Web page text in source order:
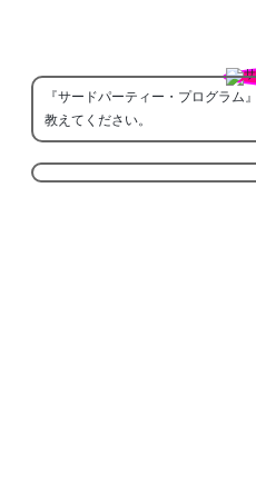
『サードパーティー・プログラム
教えてください。